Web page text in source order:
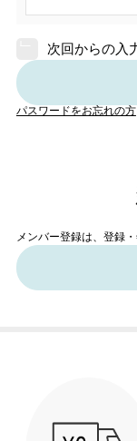
次回からの入
パスワードをお忘れの方
メンバー登録は、登録